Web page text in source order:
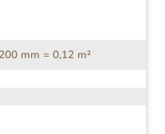
mm = 0,12 m²